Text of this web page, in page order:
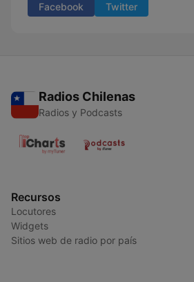
Facebook Twitter
Radios Chilenas
Radios y Podcasts
Recursos
Locutores
Widgets
Sitios web de radio por país